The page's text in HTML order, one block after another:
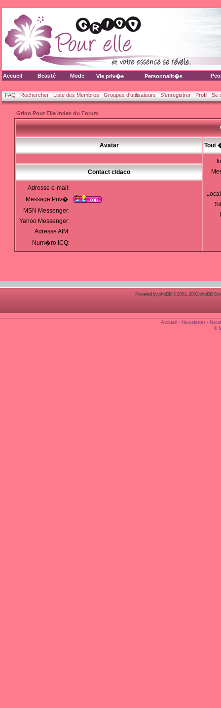
Accueil Beauté Mode Vie priv�e Personnalit�s
FAQ Rechercher Liste des Membres Groupes d'utilisateurs S'enregistrer Profil Se
Grioo Pour Elle Index du Forum
Avatar Tout
Contact cldaco
Adresse e-mail:
Message Priv�:
MSN Messenger:
Yahoo Messenger:
Adresse AIM:
Num�ro ICQ:
Powered byphpBB© 2001, 2002 phpBB
Accueil- Newsletter-
©